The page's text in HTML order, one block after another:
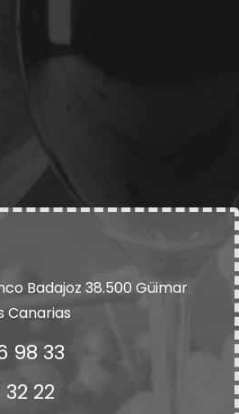
Badajoz 38.500 Güimar
Canarias
98 33
22